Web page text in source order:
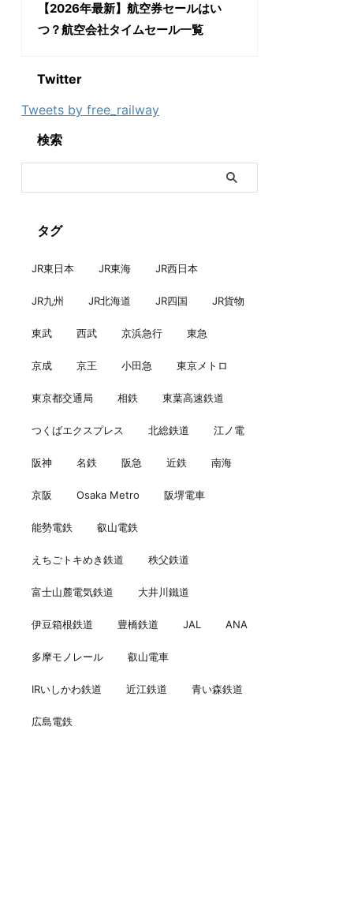
【2026年最新】航空券セールはい
つ？航空会社タイムセール一覧
Twitter
Tweets by free_railway
検索
タグ
JR東日本 JR東海 JR西日本
JR九州 JR北海道 JR四国 JR貨物
東武 西武 京浜急行 東急
京成 京王 小田急 東京メトロ
東京都交通局 相鉄 東葉高速鉄道
つくばエクスプレス 北総鉄道 江ノ電
阪神 名鉄 阪急 近鉄 南海
京阪 Osaka Metro 阪堺電車
能勢電鉄 叡山電鉄
えちごトキめき鉄道 秩父鉄道
富士山麓電気鉄道 大井川鐵道
伊豆箱根鉄道 豊橋鉄道 JAL ANA
多摩モノレール 叡山電車
IRいしかわ鉄道 近江鉄道 青い森鉄道
広島電鉄